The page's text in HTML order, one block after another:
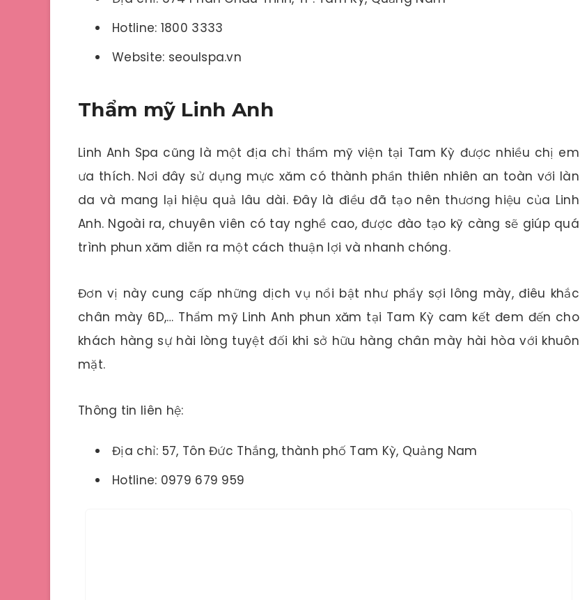
Hotline: 1800 3333
Website: seoulspa.vn
Thẩm mỹ Linh Anh
Linh Anh Spa cũng là một địa chỉ thẩm mỹ viện tại Tam Kỳ được nhiều chị em
ưa thích. Nơi đây sử dụng mực xăm có thành phần thiên nhiên an toàn với làn
da và mang lại hiệu quả lâu dài. Đây là điều đã tạo nên thương hiệu của Linh
Anh. Ngoài ra, chuyên viên có tay nghề cao, được đào tạo kỹ càng sẽ giúp quá
trình phun xăm diễn ra một cách thuận lợi và nhanh chóng.
Đơn vị này cung cấp những dịch vụ nổi bật như phẩy sợi lông mày, điêu khắc
chân mày 6D,… Thẩm mỹ Linh Anh phun xăm tại Tam Kỳ cam kết đem đến cho
khách hàng sự hài lòng tuyệt đối khi sở hữu hàng chân mày hài hòa với khuôn
mặt.
Thông tin liên hệ:
Địa chỉ: 57, Tôn Đức Thắng, thành phố Tam Kỳ, Quảng Nam
Hotline: 0979 679 959